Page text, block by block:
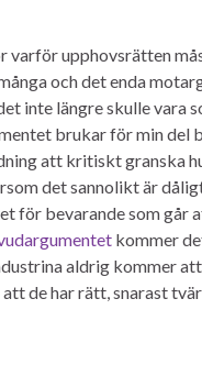
varför upphovsrätten
och det enda
inte längre skulle vara
brukar för min del
att kritiskt granska
det sannolikt är
för bevarande som går
kommer
aldrig kommer
de har rätt, snarast